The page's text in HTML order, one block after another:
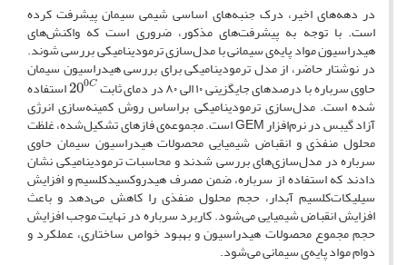
در دهه‌های اخیر، درک جنبه‌های اساسی شیمی سیمان پیشرفت کرده
است. با توجه به پیشرفت‌های مذکور، ضروری است که واکنش‌های
هیدراسیون مواد پایه‌ی سیمانی با مدل‌سازی ترمودینامیکی بررسی شوند.
در نوشتار حاضر، از مدل ترمودینامیکی برای بررسی هیدراسیون سیمان
حاوی سرباره با درصدهای جایگزینی ۱۰ الی ۸۰ در دمای ثابت
200C استفاده
شده است. مدل‌سازی ترمودینامیکی براساس روش کمینه‌سازی انرژی
آزاد گیبس در نرم‌افزار G‌E‌M است. مجموعه‌ی فازهای تشکیل‌شده، غلظت
محلول منفذی و انقباض شیمیایی محصولات هیدراسیون سیمان حاوی
سرباره در مدل‌سازی‌های بررسی شدند و محاسبات ترمودینامیکی نشان
دادند که استفاده از سرباره، ضمن مصرف هیدروکسیدکلسیم و افزایش
سیلیکات‌کلسیم آبدار، حجم محلول منفذی را کاهش می‌دهد و باعث
افزایش انقباض شیمیایی می‌شود. کاربرد سرباره در نهایت موجب افزایش
حجم مجموع محصولات هیدراسیون و بهبود خواص ساختاری، عملکرد و
دوام مواد پایه‌ی سیمانی می‌شود.